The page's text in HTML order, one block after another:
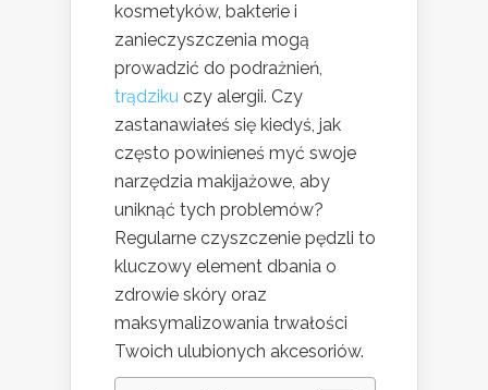
kosmetyków, bakterie i
zanieczyszczenia mogą
prowadzić do podrażnień,
trądziku czy alergii. Czy
zastanawiałeś się kiedyś, jak
często powinieneś myć swoje
narzędzia makijażowe, aby
uniknąć tych problemów?
Regularne czyszczenie pędzli to
kluczowy element dbania o
zdrowie skóry oraz
maksymalizowania trwałości
Twoich ulubionych akcesoriów.